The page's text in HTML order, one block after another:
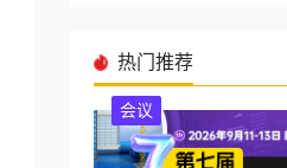
热门推荐
会议